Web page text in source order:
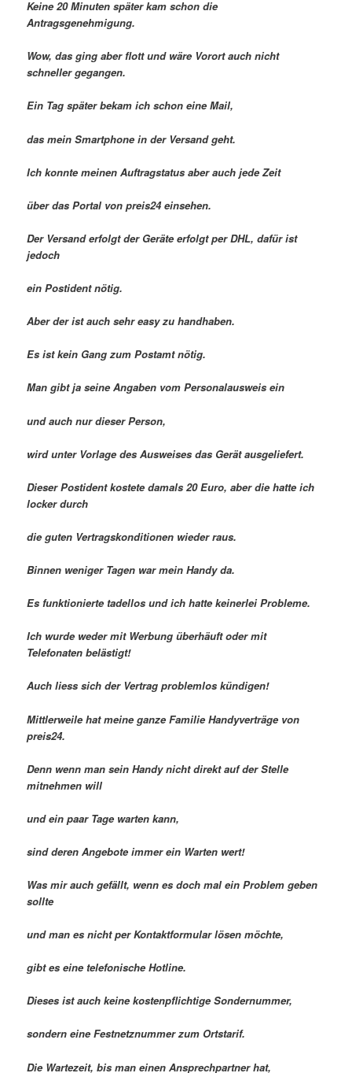
Keine 20 Minuten später kam schon die
Antragsgenehmigung.
Wow, das ging aber flott und wäre Vorort auch nicht
schneller gegangen.
Ein Tag später bekam ich schon eine Mail,
das mein Smartphone in der Versand geht.
Ich konnte meinen Auftragstatus aber auch jede Zeit
über das Portal von preis24 einsehen.
Der Versand erfolgt der Geräte erfolgt per DHL, dafür ist
jedoch
ein Postident nötig.
Aber der ist auch sehr easy zu handhaben.
Es ist kein Gang zum Postamt nötig.
Man gibt ja seine Angaben vom Personalausweis ein
und auch nur dieser Person,
wird unter Vorlage des Ausweises das Gerät ausgeliefert.
Dieser Postident kostete damals 20 Euro, aber die hatte ich
locker durch
die guten Vertragskonditionen wieder raus.
Binnen weniger Tagen war mein Handy da.
Es funktionierte tadellos und ich hatte keinerlei Probleme.
Ich wurde weder mit Werbung überhäuft oder mit
Telefonaten belästigt!
Auch liess sich der Vertrag problemlos kündigen!
Mittlerweile hat meine ganze Familie Handyverträge von
preis24.
Denn wenn man sein Handy nicht direkt auf der Stelle
mitnehmen will
und ein paar Tage warten kann,
sind deren Angebote immer ein Warten wert!
Was mir auch gefällt, wenn es doch mal ein Problem geben
sollte
und man es nicht per Kontaktformular lösen möchte,
gibt es eine telefonische Hotline.
Dieses ist auch keine kostenpflichtige Sondernummer,
sondern eine Festnetznummer zum Ortstarif.
Die Wartezeit, bis man einen Ansprechpartner hat,